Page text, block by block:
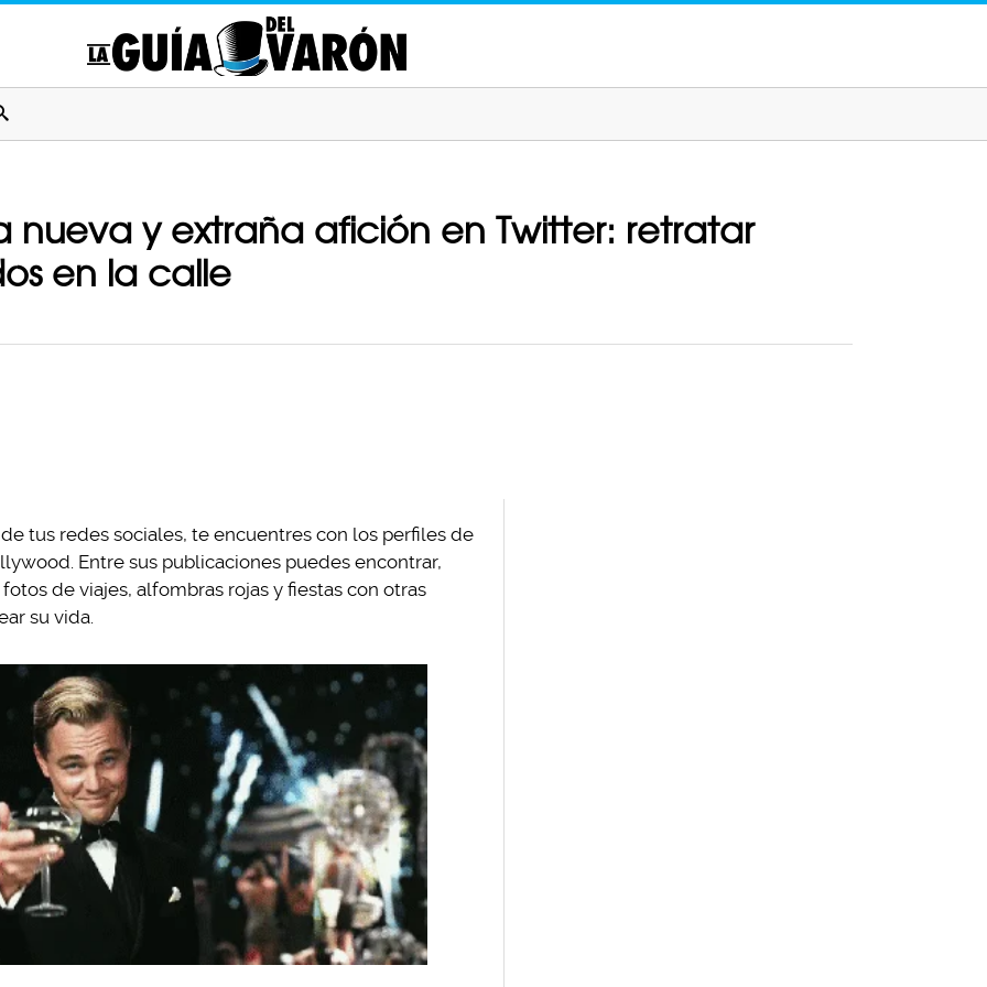
nueva y extraña afición en Twitter: retratar
en la calle
tus redes sociales, te encuentres con los perfiles de
Entre sus publicaciones puedes encontrar,
de viajes, alfombras rojas y fiestas con otras
su vida.